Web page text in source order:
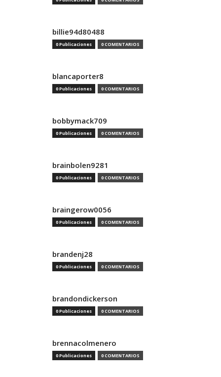
billie94d80488
0 Publicaciones 0 COMENTARIOS
blancaporter8
0 Publicaciones 0 COMENTARIOS
bobbymack709
0 Publicaciones 0 COMENTARIOS
brainbolen9281
0 Publicaciones 0 COMENTARIOS
braingerow0056
0 Publicaciones 0 COMENTARIOS
brandenj28
0 Publicaciones 0 COMENTARIOS
brandondickerson
0 Publicaciones 0 COMENTARIOS
brennacolmenero
0 Publicaciones 0 COMENTARIOS